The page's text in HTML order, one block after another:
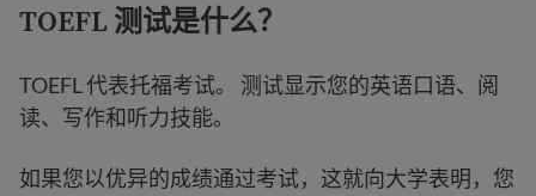
TOEFL 测试是什么？
TOEFL 代表托福考试。 测试显示您的英语口语、阅
读、写作和听力技能。
如果您以优异的成绩通过考试，这就向大学表明，您